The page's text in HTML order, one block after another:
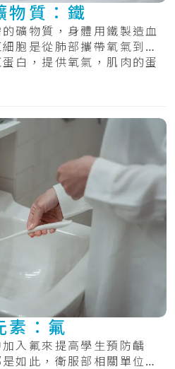
物質：鐵
礦物質，身體用鐵製造血
胞是從肺部攜帶氧氣到身
白，提供氧氣，肌肉的蛋
素：氟
入氟來提高學生預防齲
如此，衛服部相關單位鼓